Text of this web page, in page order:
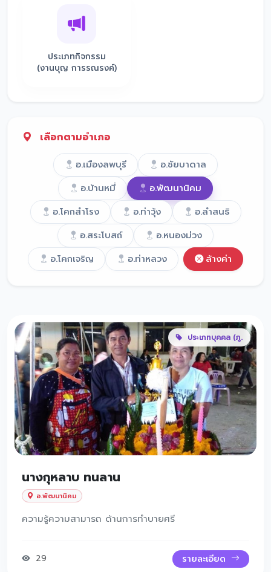
ประเภทกิจกรรม
(งานบุญ การรณรงค์)
เลือกตามอำเภอ
อ.เมืองลพบุรี
อ.ชัยบาดาล
อ.บ้านหมี่
อ.พัฒนานิคม
อ.โคกสำโรง
อ.ท่าวุ้ง
อ.ลำสนธิ
อ.สระโบสถ์
อ.หนองม่วง
อ.โคกเจริญ
อ.ท่าหลวง ล้างค่า
ประเภทบุคคล (ภู..
นางกุหลาบ ทนลาน
อ.พัฒนานิคม
ความรู้ความสามารถ ด้านการทำบายศรี
29 รายละเอียด